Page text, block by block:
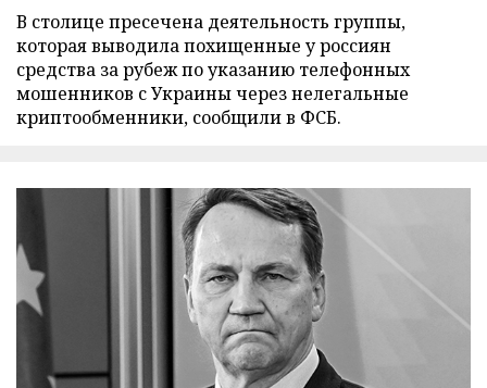
В столице пресечена деятельность группы,
которая выводила похищенные у россиян
средства за рубеж по указанию телефонных
мошенников с Украины через нелегальные
криптообменники, сообщили в ФСБ.